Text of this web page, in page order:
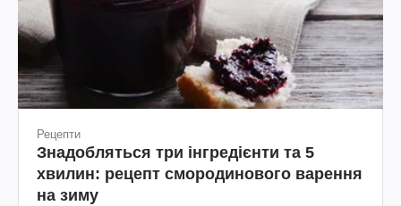
Рецепти
Знадобляться три інгредієнти та 5
хвилин: рецепт смородинового варення
на зиму